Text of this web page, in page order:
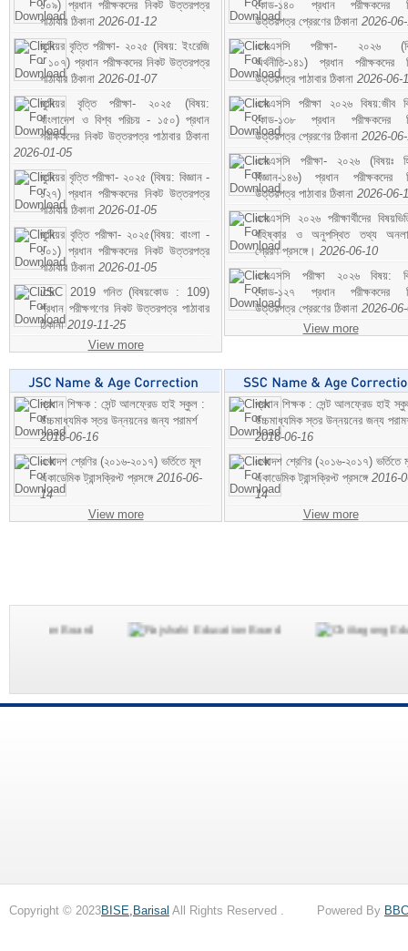
১০৯) প্রধান পরীক্ষকদের নিকট উত্তরপত্র
পাঠাবার ঠিকানা 2026-01-12
জুনিয়র বৃত্তি পরীক্ষা- ২০২৫ (বিষয়: ইংরেজি
- ১০৭) প্রধান পরীক্ষকদের নিকট উত্তরপত্র
পাঠাবার ঠিকানা 2026-01-07
জুনিয়র বৃত্তি পরীক্ষা- ২০২৫ (বিষয়:
বাংলাদেশ ও বিশ্ব পরিচয় - ১৫০) প্রধান
পরীক্ষকদের নিকট উত্তরপত্র পাঠাবার ঠিকানা
2026-01-05
জুনিয়র বৃত্তি পরীক্ষা- ২০২৫ (বিষয়: বিজ্ঞান -
১২৭) প্রধান পরীক্ষকদের নিকট উত্তরপত্র
পাঠাবার ঠিকানা 2026-01-05
জুনিয়র বৃত্তি পরীক্ষা- ২০২৫(বিষয়: বাংলা -
১০১) প্রধান পরীক্ষকদের নিকট উত্তরপত্র
পাঠাবার ঠিকানা 2026-01-05
JSC 2019 গনিত (বিষয়কোড : 109)
প্রধান পরীক্ষগণের নিকট উত্তরপত্র পাঠাবার
ঠিকানা2019-11-25
View more
কোড-১৪০ প্রধান পরীক্ষকদের
উত্তরপত্র প্রেরণের ঠিকানা 2026-
এসএসসি পরীক্ষা- ২০২৬
অর্থনীতি-১৪১) প্রধান পরীক্ষকদের
উত্তরপত্র পাঠাবার ঠিকানা 2026-06-
এসএসসি পরীক্ষা ২০২৬ বিষয়:জীব
কোড-১৩৮ প্রধান পরীক্ষকদের
উত্তরপত্র প্রেরণের ঠিকানা 2026-
এসএসসি পরীক্ষা- ২০২৬ (বিষয়ঃ
বিজ্ঞান-১৪৬) প্রধান পরীক্ষকদের
উত্তরপত্র পাঠাবার ঠিকানা 2026-06-
এসএসসি ২০২৬ পরীক্ষার্থীদের
বহিষ্কার ও অনুপস্থিত তথ্য
প্রেরণ প্রসঙ্গে। 2026-06-10
এসএসসি পরীক্ষা ২০২৬ বিষয়:
কোড-১২৭ প্রধান পরীক্ষকদের
উত্তরপত্র প্রেরণের ঠিকানা 2026-
View more
প্রধান শিক্ষক : সেন্ট আলফ্রেড হাই স্কুল :
উচ্চমাধ্যমিক স্তর উন্নয়নের জন্য পরামর্শ
2016-06-16
একাদশ শ্রেণির (২০১৬-২০১৭) ভর্তিতে মূল
একাডেমিক ট্রান্সক্রিপ্ট প্রসঙ্গে 2016-06-
14
View more
প্রধান শিক্ষক : সেন্ট আলফ্রেড হাই
উচ্চমাধ্যমিক স্তর উন্নয়নের জন্য
2016-06-16
একাদশ শ্রেণির (২০১৬-২০১৭) ভর্তিতে
একাডেমিক ট্রান্সক্রিপ্ট প্রসঙ্গে 2016-
14
View more
Copyright © 2023BISE,Barisal All Rights Reserved . Powered By